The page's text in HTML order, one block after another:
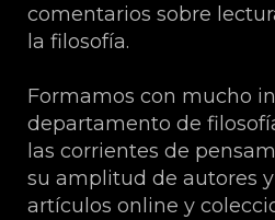
comentarios sobre
la filosofía.
Formamos con mucho
departamento de
las corrientes de
su amplitud de autores
artículos online y